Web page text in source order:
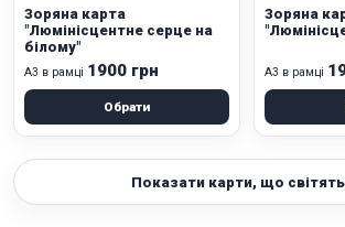
Зоряна карта
"Люмінісцентне серце на
білому"
А3 в рамці 1900 грн
Обрати
Зоряна
А3 в рамці
Показати карти, що